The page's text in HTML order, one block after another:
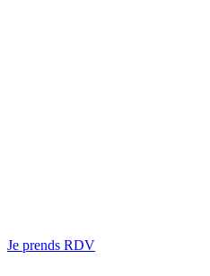
Je prends RDV